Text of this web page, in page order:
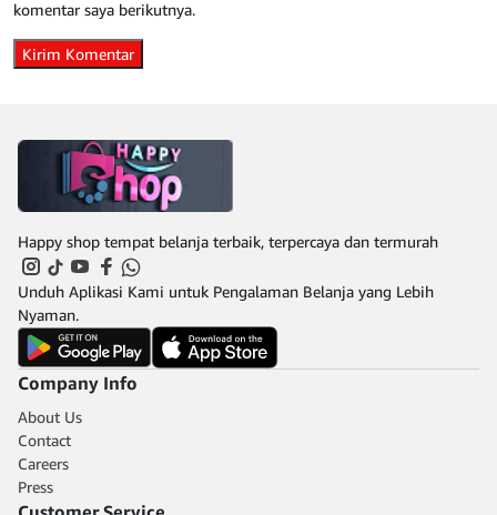
komentar saya berikutnya.
Happy shop tempat belanja terbaik, terpercaya dan termurah
Unduh Aplikasi Kami untuk Pengalaman Belanja yang Lebih
Nyaman.
Company Info
About Us
Contact
Careers
Press